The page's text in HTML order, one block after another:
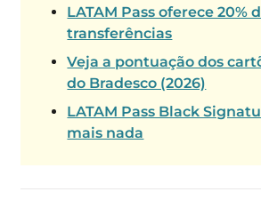
LATAM Pass oferece 20%
transferências
Veja a pontuação dos
do Bradesco (2026)
LATAM Pass Black
mais nada